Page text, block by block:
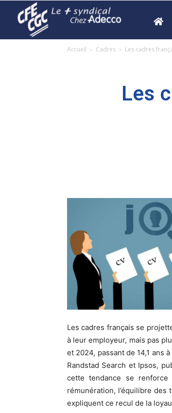
Accueil Cadres Les cadres
Les
Les cadres français se
à leur employeur, mais pas
et 2024, passant de 14,1 ans
Randstad Search et Ipsos,
cette tendance se
rémunération, l’équilibre des
expliquent ce recul de la